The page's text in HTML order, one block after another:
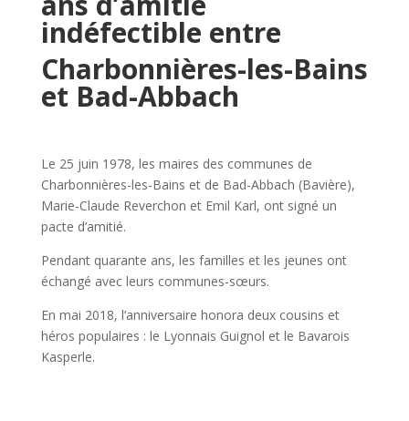
indéfectible entre
Charbonnières-les-Bains
et Bad-Abbach
Le 25 juin 1978, les maires des communes de
Charbonnières-les-Bains et de Bad-Abbach (Bavière),
Marie-Claude Reverchon et Emil Karl, ont signé un
pacte d’amitié.
Pendant quarante ans, les familles et les jeunes ont
échangé avec leurs communes-sœurs.
En mai 2018, l’anniversaire honora deux cousins et
héros populaires : le Lyonnais Guignol et le Bavarois
Kasperle.